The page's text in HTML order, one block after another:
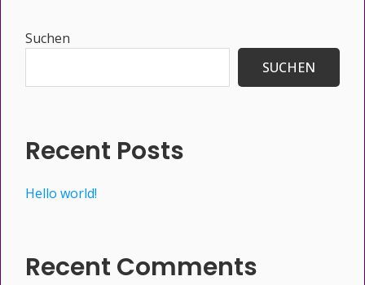
Seitenspalte
Suchen
SUCHEN
Recent Posts
Hello world!
Recent Comments